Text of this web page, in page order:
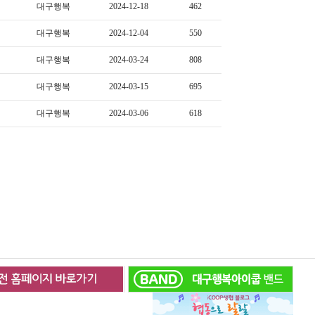
대구행복 2024-12-18 462
대구행복 2024-12-04 550
대구행복 2024-03-24 808
대구행복 2024-03-15 695
대구행복 2024-03-06 618